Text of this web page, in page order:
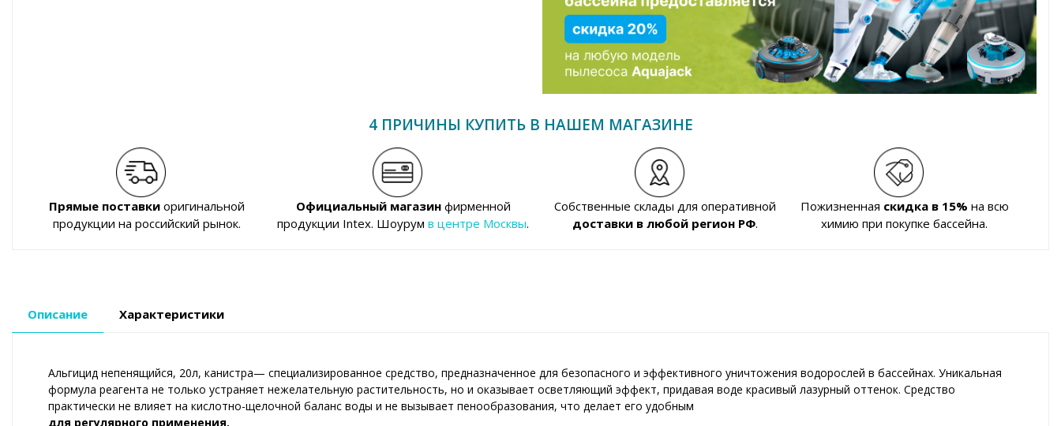
4 ПРИЧИНЫ КУПИТЬ В НАШЕМ МАГАЗИНЕ
Прямые поставкиоригинальной
продукции на российский рынок.
Официальный магазинфирменной
продукции Intex. Шоурумв центре Москвы.
Собственные склады для оперативной
доставки в любой регион РФ.
Пожизненная скидка в 15% на всю
химию при покупке бассейна.
Описание Характеристики
Альгицид непенящийся, 20л, канистра— специализированное средство, предназначенное для безопасного и эффективного уничтожения водорослей в бассейнах. Уникальная
формула реагента не только устраняет нежелательную растительность, но и оказывает осветляющий эффект, придавая воде красивый лазурный оттенок. Средство
практически не влияет на кислотно-щелочной баланс воды и не вызывает пенообразования, что делает его удобным
для регулярного применения.